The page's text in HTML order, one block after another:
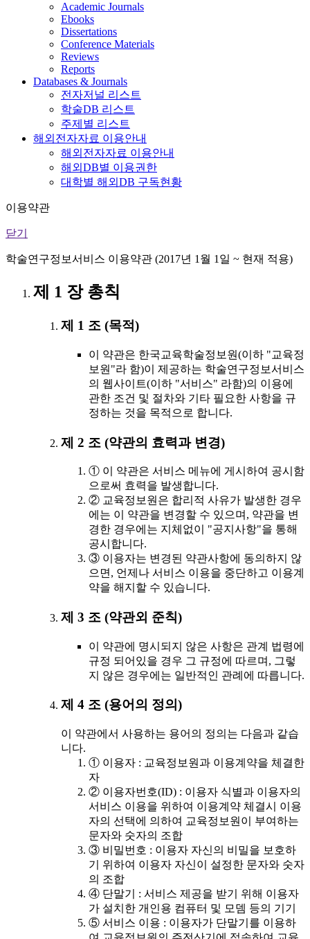
Academic Journals
Ebooks
Dissertations
Conference Materials
Reviews
Reports
Databases & Journals
전자저널 리스트
학술DB 리스트
주제별 리스트
해외전자자료 이용안내
해외전자자료 이용안내
해외DB별 이용권한
대학별 해외DB 구독현황
이용약관
닫기
학술연구정보서비스 이용약관 (2017년 1월 1일 ~ 현재 적용)
제 1 장 총칙
제 1 조 (목적)
이 약관은 한국교육학술정보원(이하 "교육정
보원"라 함)이 제공하는 학술연구정보서비스
의 웹사이트(이하 "서비스" 라함)의 이용에
관한 조건 및 절차와 기타 필요한 사항을 규
정하는 것을 목적으로 합니다.
제 2 조 (약관의 효력과 변경)
① 이 약관은 서비스 메뉴에 게시하여 공시함
으로써 효력을 발생합니다.
② 교육정보원은 합리적 사유가 발생한 경우
에는 이 약관을 변경할 수 있으며, 약관을 변
경한 경우에는 지체없이 "공지사항"을 통해
공시합니다.
③ 이용자는 변경된 약관사항에 동의하지 않
으면, 언제나 서비스 이용을 중단하고 이용계
약을 해지할 수 있습니다.
제 3 조 (약관외 준칙)
이 약관에 명시되지 않은 사항은 관계 법령에
규정 되어있을 경우 그 규정에 따르며, 그렇
지 않은 경우에는 일반적인 관례에 따릅니다.
제 4 조 (용어의 정의)
이 약관에서 사용하는 용어의 정의는 다음과 같습
니다.
① 이용자 : 교육정보원과 이용계약을 체결한
자
② 이용자번호(ID) : 이용자 식별과 이용자의
서비스 이용을 위하여 이용계약 체결시 이용
자의 선택에 의하여 교육정보원이 부여하는
문자와 숫자의 조합
③ 비밀번호 : 이용자 자신의 비밀을 보호하
기 위하여 이용자 자신이 설정한 문자와 숫자
의 조합
④ 단말기 : 서비스 제공을 받기 위해 이용자
가 설치한 개인용 컴퓨터 및 모뎀 등의 기기
⑤ 서비스 이용 : 이용자가 단말기를 이용하